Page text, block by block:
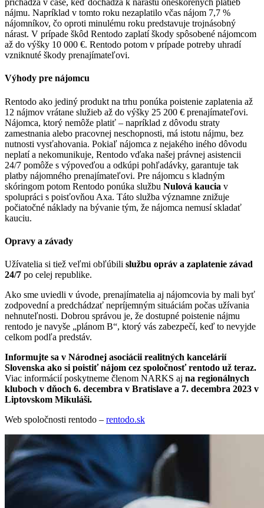
prichádza v čase, keď dochádza k nárastu oneskorených platieb
nájmu. Napríklad v tomto roku nezaplatilo včas nájom 7,7 %
nájomníkov, čo oproti minulému roku predstavuje trojnásobný
nárast. V prípade škôd Rentodo zaplatí škody spôsobené nájomcom
až do výšky 10 000 €. Rentodo potom v prípade potreby uhradí
vzniknuté škody prenajímateľovi.
Výhody pre nájomcu
Rentodo ako jediný produkt na trhu ponúka poistenie zaplatenia až
12 nájmov vrátane služieb až do výšky 25 200 € prenajímateľovi.
Nájomca, ktorý nemôže platiť – napríklad z dôvodu straty
zamestnania alebo pracovnej neschopnosti, má istotu nájmu, bez
nutnosti vysťahovania. Pokiaľ nájomca z nejakého iného dôvodu
neplatí a nekomunikuje, Rentodo vďaka našej právnej asistencii
24/7 pomôže s výpoveďou a odkúpi pohľadávky, garantuje tak
platby nájomného prenajímateľovi. Pre nájomcu s kladným
skóringom potom Rentodo ponúka službu Nulová kaucia v
spolupráci s poisťovňou Axa. Táto služba významne znižuje
počiatočné náklady na bývanie tým, že nájomca nemusí skladať
kauciu.
Opravy a závady
Užívatelia si tiež veľmi obľúbili službu opráv a zaplatenie závad
24/7 po celej republike.
Ako sme uviedli v úvode, prenajímatelia aj nájomcovia by mali byť
zodpovední a predchádzať nepríjemným situáciám počas užívania
nehnuteľnosti. Dobrou správou je, že dostupné poistenie nájmu
rentodo je navyše „plánom B“, ktorý vás zabezpečí, keď to nevyjde
celkom podľa predstáv.
Informujte sa v Národnej asociácii realitných kancelárií
Slovenska ako si poistiť nájom cez spoločnosť rentodo už teraz.
Viac informácií poskytneme členom NARKS aj na regionálnych
kluboch v dňoch 6. decembra v Bratislave a 7. decembra 2023 v
Liptovskom Mikuláši.
Web spoločnosti rentodo – rentodo.sk